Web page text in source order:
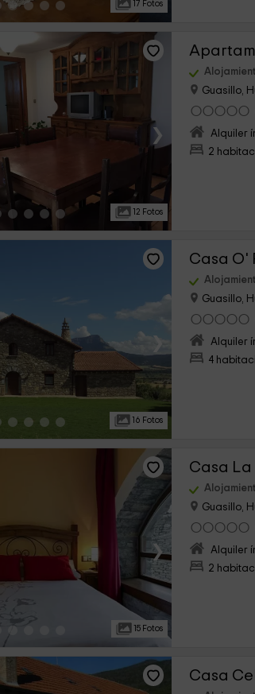
17 Fotos
›
12 Fotos
Guasillo,
Alquiler
2
›
16 Fotos
Casa O'
Guasillo,
Alquiler
4
›
15 Fotos
Casa La
Guasillo,
Alquiler
2
Casa